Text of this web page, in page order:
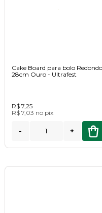
Cake Board para bolo Redondo
28cm Ouro - Ultrafest
R$ 7,25
R$ 7,03 no pix
- +